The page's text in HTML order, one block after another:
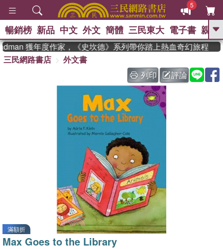
5
GO
The Odyssey 、 父親節 、 如果歷
史是一群喵 、 暑期推薦 、 國際布克
獎 臺灣漫遊錄 、 方念華
登輝時代 、 數學女孩：黎曼猜想
偉大的迷走神經
暢銷榜 新品 中文 外文 簡體 三民東大 電子書 親子
獲年度作家，《史坎德》系列帶你踏上熱血奇幻旅程
三民網路書店
外文書
列印
評論
滿額折
Max Goes to the Library